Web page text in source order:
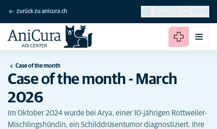
zurück zu anicura.ch
DEUTSCH
(SCHWEIZ)
SUCHE
Case of the month
Case of the month - March
2026
Im Oktober 2024 wurde bei Arya, einer 10-jährigen Rottweiler-
Mischlingshündin, ein Schilddrüsentumor diagnostiziert. Ihre